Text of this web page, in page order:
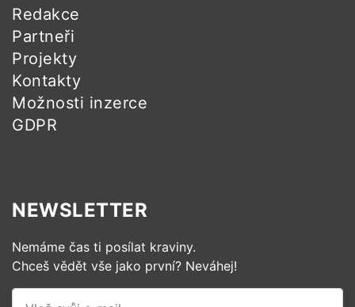
Redakce
Partneři
Projekty
Kontakty
Možnosti inzerce
GDPR
NEWSLETTER
Nemáme čas ti posílat kraviny.
Chceš vědět vše jako první? Neváhej!